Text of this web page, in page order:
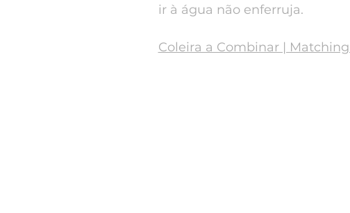
ir à água não enferruja.
Coleira a Combinar |